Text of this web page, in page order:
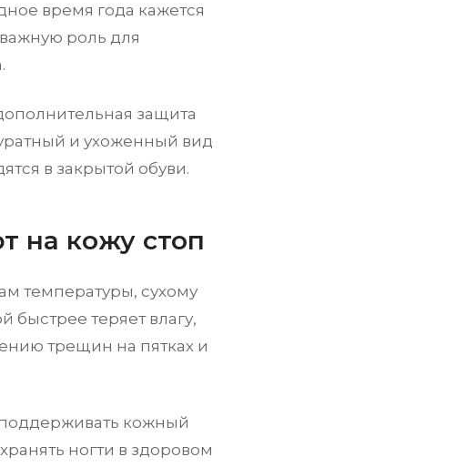
время года кажется
роль для
защита
и ухоженный вид
в закрытой обуви.
на кожу стоп
температуры, сухому
быстрее теряет влагу,
трещин на пятках и
кожный
ногти в здоровом